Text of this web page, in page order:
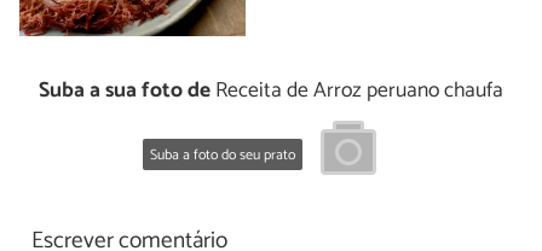
Suba a sua foto deReceita de Arroz peruano chaufa
Suba a foto do seu prato
Escrever comentário